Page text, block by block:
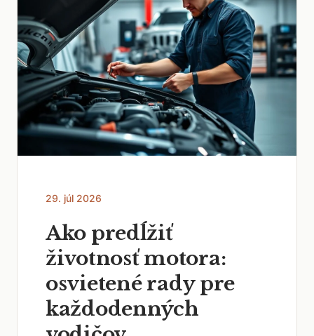
29. júl 2026
Ako predĺžiť
životnosť motora:
osvietené rady pre
každodenných